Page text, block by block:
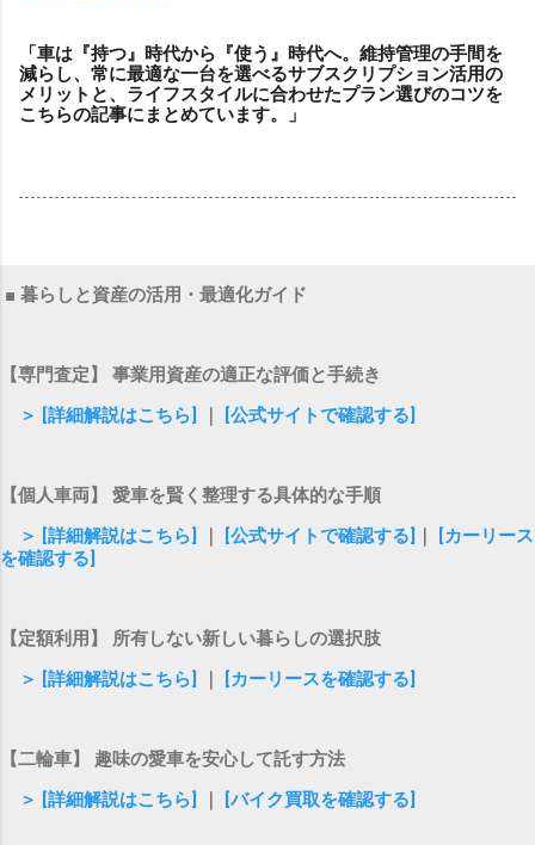
「車は『持つ』時代から『使う』時代へ。維持管理の手間を
減らし、常に最適な一台を選べるサブスクリプション活用の
メリットと、ライフスタイルに合わせたプラン選びのコツを
こちらの記事にまとめています。」
■ 暮らしと資産の活用・最適化ガイド
【専門査定】 事業用資産の適正な評価と手続き
＞ [詳細解説はこちら]
[公式サイトで確認する]
【個人車両】 愛車を賢く整理する具体的な手順
＞ [詳細解説はこちら]
[公式サイトで確認する]
[カーリース
を確認する]
【定額利用】 所有しない新しい暮らしの選択肢
＞ [詳細解説はこちら]
[カーリースを確認する]
【二輪車】 趣味の愛車を安心して託す方法
＞ [詳細解説はこちら]
[バイク買取を確認する]